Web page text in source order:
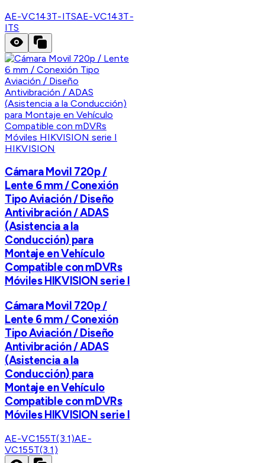
AE-VC143T-ITSAE-VC143T-
ITS
HIKVISION
Cámara Movil 720p /
Lente 6 mm / Conexión
Tipo Aviación / Diseño
Antivibración / ADAS
(Asistencia a la
Conducción) para
Montaje en Vehículo
Compatible con mDVRs
Móviles HIKVISION serie I
Cámara Movil 720p /
Lente 6 mm / Conexión
Tipo Aviación / Diseño
Antivibración / ADAS
(Asistencia a la
Conducción) para
Montaje en Vehículo
Compatible con mDVRs
Móviles HIKVISION serie I
AE-VC155T(3.1)AE-
VC155T(3.1)